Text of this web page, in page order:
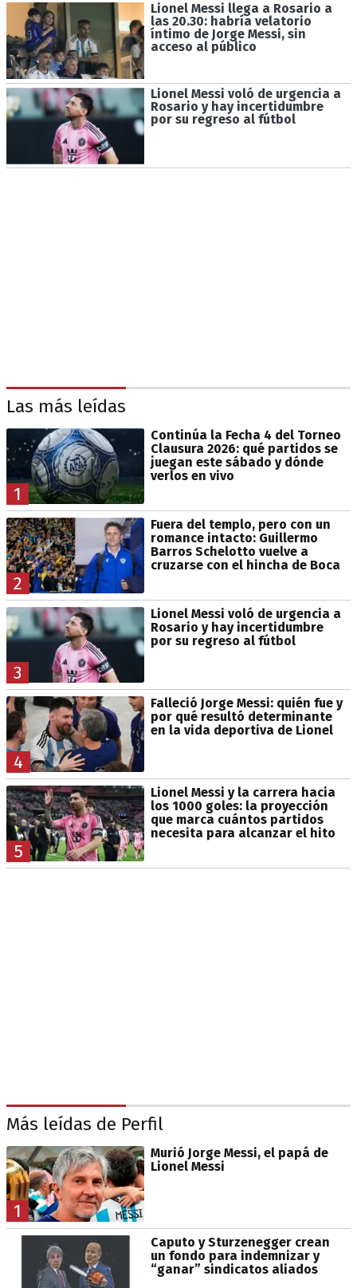
Lionel Messi llega a Rosario a
las 20.30: habría velatorio
íntimo de Jorge Messi, sin
acceso al público
Lionel Messi voló de urgencia a
Rosario y hay incertidumbre
por su regreso al fútbol
Las más leídas
1
Continúa la Fecha 4 del Torneo
Clausura 2026: qué partidos se
juegan este sábado y dónde
verlos en vivo
2
Fuera del templo, pero con un
romance intacto: Guillermo
Barros Schelotto vuelve a
cruzarse con el hincha de Boca
3
Lionel Messi voló de urgencia a
Rosario y hay incertidumbre
por su regreso al fútbol
4
Falleció Jorge Messi: quién fue y
por qué resultó determinante
en la vida deportiva de Lionel
5
Lionel Messi y la carrera hacia
los 1000 goles: la proyección
que marca cuántos partidos
necesita para alcanzar el hito
Más leídas de Perfil
1
Murió Jorge Messi, el papá de
Lionel Messi
Caputo y Sturzenegger crean
un fondo para indemnizar y
“ganar” sindicatos aliados